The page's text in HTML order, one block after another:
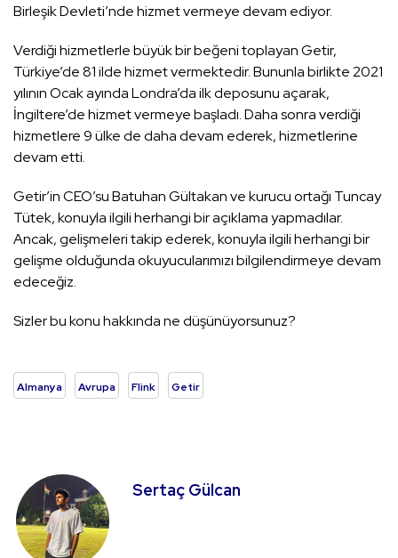
Birleşik Devleti’nde hizmet vermeye devam ediyor.
Verdiği hizmetlerle büyük bir beğeni toplayan Getir,
Türkiye’de 81 ilde hizmet vermektedir. Bununla birlikte 2021
yılının Ocak ayında Londra’da ilk deposunu açarak,
İngiltere’de hizmet vermeye başladı. Daha sonra verdiği
hizmetlere 9 ülke de daha devam ederek, hizmetlerine
devam etti.
Getir’in CEO’su Batuhan Gültakan ve kurucu ortağı Tuncay
Tütek, konuyla ilgili herhangi bir açıklama yapmadılar.
Ancak, gelişmeleri takip ederek, konuyla ilgili herhangi bir
gelişme olduğunda okuyucularımızı bilgilendirmeye devam
edeceğiz.
Sizler bu konu hakkında ne düşünüyorsunuz?
Almanya Avrupa Flink Getir
Sertaç Gülcan